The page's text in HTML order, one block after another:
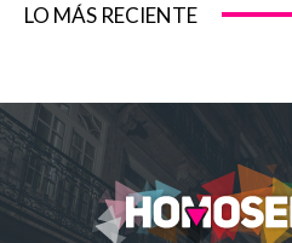
LO MÁS RECIENTE